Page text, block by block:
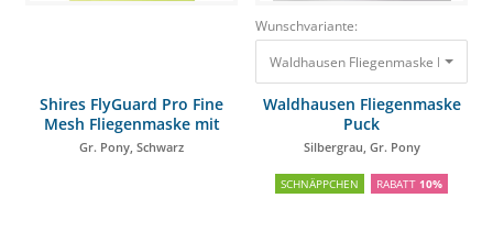
Shires FlyGuard Pro Fine
Mesh Fliegenmaske mit
Ohren
Gr. Pony, Schwarz
Wunschvariante:
Waldhausen Fliegenmaske Puck
Waldhausen Fliegenmaske
Puck
Silbergrau, Gr. Pony
SCHNÄPPCHEN RABATT 10%